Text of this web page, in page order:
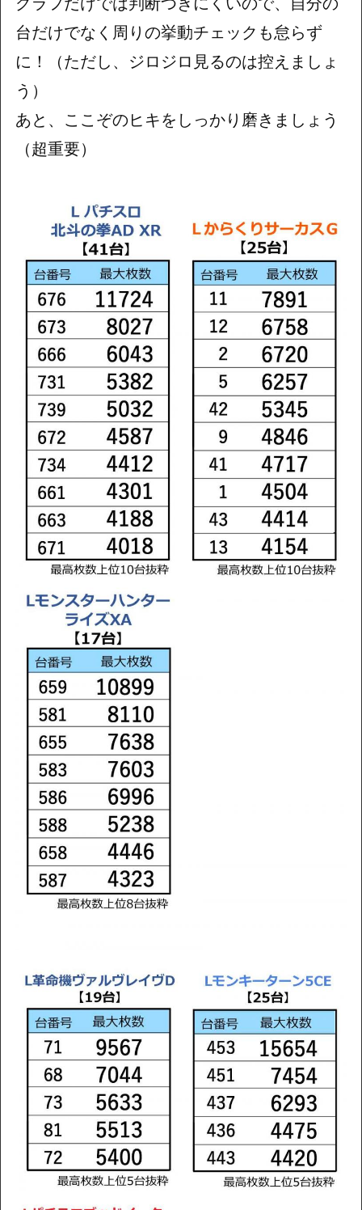
台だけでなく周りの挙動チェックも怠らず
に！（ただし、ジロジロ見るのは控えましょ
う）
あと、ここぞのヒキをしっかり磨きましょう
（超重要）